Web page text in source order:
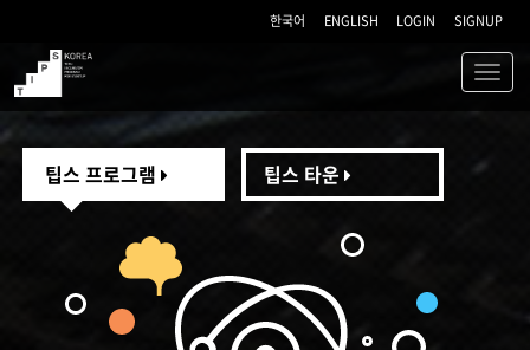
한국어 ENGLISH LOGIN SIGNUP
TIPS
팁스 프로그램 팁스 타운